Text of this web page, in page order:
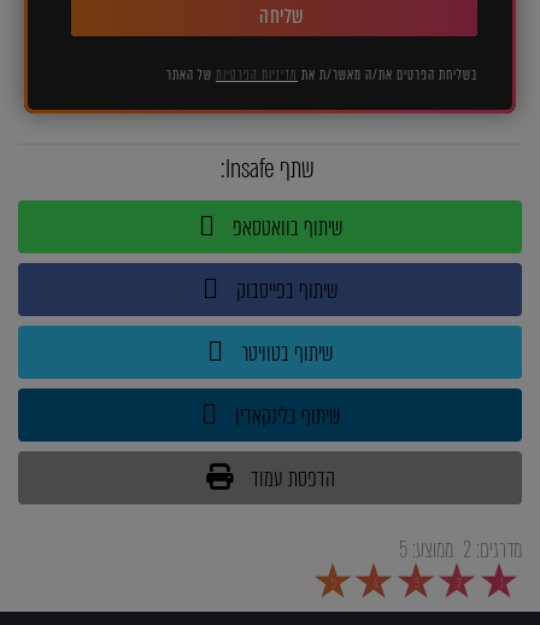
שליחה
בשליחת הפרטים את/ה מאשר/ת את מדיניות הפרטיות של האתר
שתף Insafe:
שיתוף בוואטסאפ
שיתוף בפייסבוק
שיתוף בטוויטר
שיתוף בלינקאדין
הדפסת עמוד
מדרגים: 2 ממוצע:5
1
2
3
4
5